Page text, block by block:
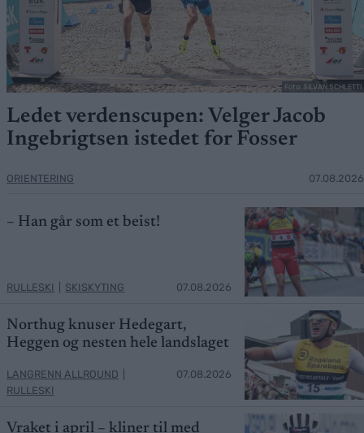
Foto: SILVAN SCHLETTI
Ledet verdenscupen: Velger Jacob
Ingebrigtsen istedet for Fosser
ORIENTERING 07.08.2026
– Han går som et beist!
RULLESKI SKISKYTING 07.08.2026
Northug knuser Hedegart,
Heggen og nesten hele landslaget
LANGRENN ALLROUND
RULLESKI
07.08.2026
Vraket i april – kliner til med